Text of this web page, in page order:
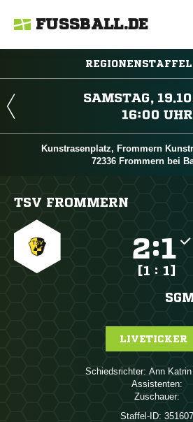
FUSSBALL.DE

 
Kunstrasenplatz, Frommern
72336 Frommern bei
TSV FROMMERN
:
[1 : 1]
LIVETICKER
Schiedsrichter:  
Assistenten:
Zuschauer:
Staffel-ID: 351607